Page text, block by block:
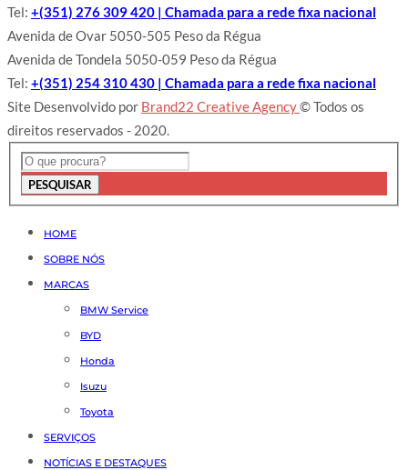
Tel: +(351) 276 309 420 | Chamada para a rede fixa nacional
Avenida de Ovar 5050-505 Peso da Régua
Avenida de Tondela 5050-059 Peso da Régua
Tel: +(351) 254 310 430 | Chamada para a rede fixa nacional
Site Desenvolvido por Brand22 Creative Agency© Todos os
direitos reservados - 2020.
PESQUISAR
HOME
SOBRE NÓS
MARCAS
BMW Service
BYD
Honda
Isuzu
Toyota
SERVIÇOS
NOTÍCIAS E DESTAQUES